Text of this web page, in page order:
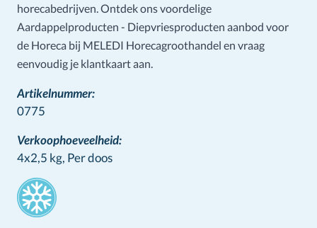
horecabedrijven. Ontdek ons voordelige
Aardappelproducten - Diepvriesproducten aanbod voor
de Horeca bij MELEDI Horecagroothandel en vraag
eenvoudig je klantkaart aan.
Artikelnummer:
0775
Verkoophoeveelheid:
4x2,5 kg, Per doos
Stamps